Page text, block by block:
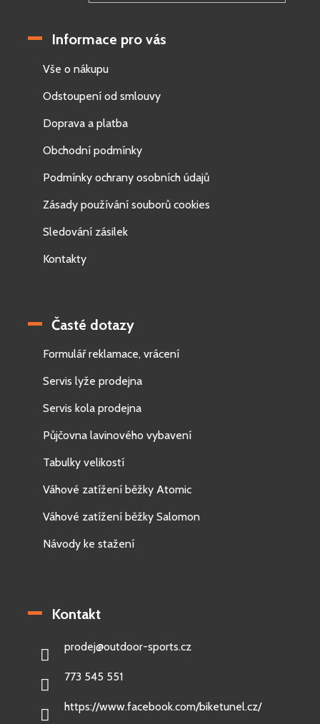
Informace pro vás
Vše o nákupu
Odstoupení od smlouvy
Doprava a platba
Obchodní podmínky
Podmínky ochrany osobních údajů
Zásady používání souborů cookies
Sledování zásilek
Kontakty
Časté dotazy
Formulář reklamace, vrácení
Servis lyže prodejna
Servis kola prodejna
Půjčovna lavinového vybavení
Tabulky velikostí
Váhové zatížení běžky Atomic
Váhové zatížení běžky Salomon
Návody ke stažení
Kontakt
prodej@outdoor-sports.cz
773 545 551
https://www.facebook.com/biketunel.cz/